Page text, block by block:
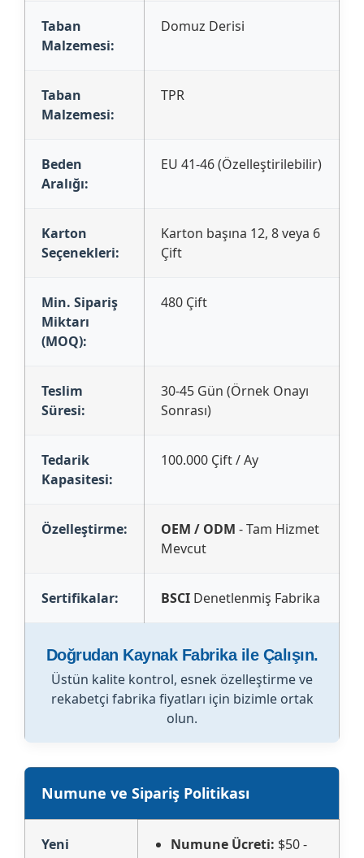
Taban
Malzemesi:
Domuz Derisi
Taban
Malzemesi:
TPR
Beden
Aralığı:
EU 41-46 (Özelleştirilebilir)
Karton
Seçenekleri:
Karton başına 12, 8 veya 6
Çift
Min. Sipariş
Miktarı
(MOQ):
480 Çift
Teslim
Süresi:
30-45 Gün (Örnek Onayı
Sonrası)
Tedarik
Kapasitesi:
100.000 Çift / Ay
Özelleştirme: OEM / ODM - Tam Hizmet
Mevcut
Sertifikalar: BSCI Denetlenmiş Fabrika
Doğrudan Kaynak Fabrika ile Çalışın.
Üstün kalite kontrol, esnek özelleştirme ve
rekabetçi fabrika fiyatları için bizimle ortak
olun.
Numune ve Sipariş Politikası
Yeni
Numune Ücreti: $50 -